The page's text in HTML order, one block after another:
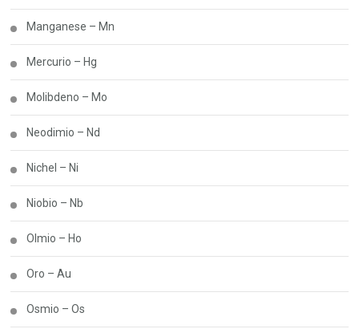
Manganese – Mn
Mercurio – Hg
Molibdeno – Mo
Neodimio – Nd
Nichel – Ni
Niobio – Nb
Olmio – Ho
Oro – Au
Osmio – Os